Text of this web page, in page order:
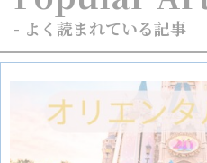
- よく読まれている記事